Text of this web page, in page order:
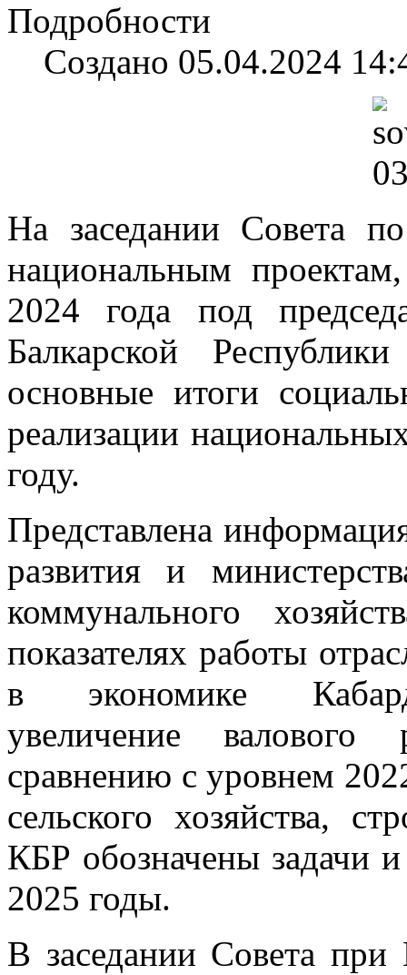
Подробности
Создано 05.04.2024
На заседании Совета
национальным
2024 года под
Балкарской
основные итоги
реализации
году.
Представлена
развития и
коммунального
показателях работы
в экономике
увеличение валового
сравнению с уровнем
сельского хозяйства,
КБР обозначены задачи
2025 годы.
В заседании Совета при